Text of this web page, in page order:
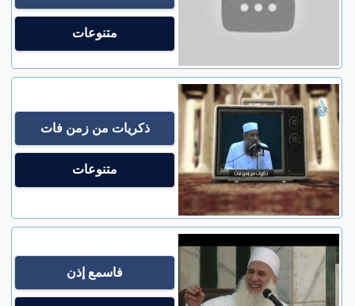
متنوعات
ذكريات من زمن فات
متنوعات
فاسمع إذن